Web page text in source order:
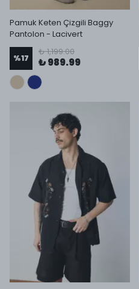
Pamuk Keten Çizgili Baggy
Pantolon - Lacivert
%17
₺ 1,199.00
₺ 989.99